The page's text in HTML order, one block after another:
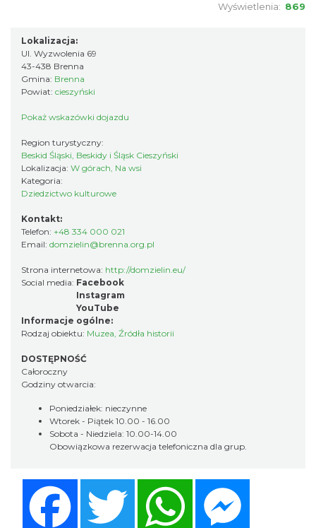
Wyświetlenia: 869
Lokalizacja:
Ul. Wyzwolenia 69
43-438 Brenna
Gmina: Brenna
Powiat: cieszyński
Pokaż wskazówki dojazdu
Region turystyczny:
Beskid Śląski, Beskidy i Śląsk Cieszyński
Lokalizacja: W górach, Na wsi
Kategoria:
Dziedzictwo kulturowe
Kontakt:
Telefon: +48 334 000 021
Email: domzielin@brenna.org.pl
Strona internetowa: http://domzielin.eu/
Social media: Facebook
Instagram
YouTube
Informacje ogólne:
Rodzaj obiektu: Muzea, Źródła historii
DOSTĘPNOŚĆ
Całoroczny
Godziny otwarcia:
Poniedziałek: nieczynne
Wtorek - Piątek 10.00 - 16.00
Sobota - Niedziela: 10.00-14.00
Obowiązkowa rezerwacja telefoniczna dla grup.
Twitter WhatsApp